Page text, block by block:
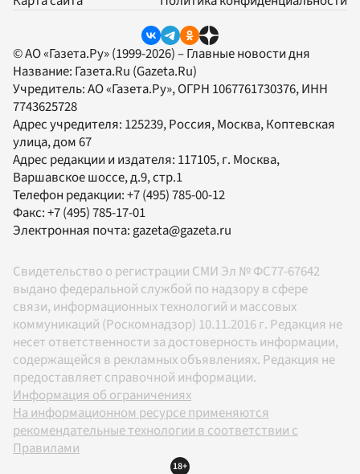
© АО «Газета.Ру» (1999-2026) – Главные новости дня
Название: Газета.Ru (Gazeta.Ru)
Учредитель:АО «Газета.Ру», ОГРН 1067761730376, ИНН
7743625728
Адрес учредителя: 125239, Россия, Москва, Коптевская
улица, дом 67
Адрес редакции и издателя: 117105, г. Москва,
Варшавское шоссе, д.9, стр.1
Телефон редакции:+7 (495) 785-00-12
Факс:+7 (495) 785-17-01
Электронная почта:gazeta@gazeta.ru
Свидетельство о регистрации СМИ Эл № ФС77-67642
выдано федеральной службой по надзору в сфере
связи, информационных технологий и массовых
коммуникаций (Роскомнадзор) 10.11.2016 г. Редакция не
несет ответственности за достоверность информации,
содержащейся в рекламных объявлениях. Редакция не
предоставляет справочной информации.
Информация об ограничениях
На информационном ресурсе применяются
рекомендательные технологии в соответствии с
Правилами
18+